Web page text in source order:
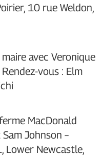
10 rue Weldon,
avec Veronique
vous : Elm
MacDonald
Johnson –
Lower Newcastle,